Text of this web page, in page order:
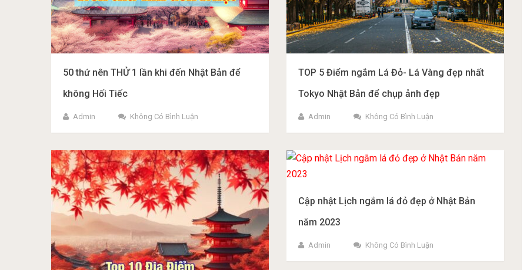
50 thứ nên THỬ 1 lần khi đến Nhật Bản để
không Hối Tiếc
Admin Không Có Bình Luận
TOP 5 Điểm ngắm Lá Đỏ- Lá Vàng đẹp nhất
Tokyo Nhật Bản để chụp ảnh đẹp
Admin Không Có Bình Luận
Cập nhật Lịch ngắm lá đỏ đẹp ở Nhật Bản
năm 2023
Admin Không Có Bình Luận